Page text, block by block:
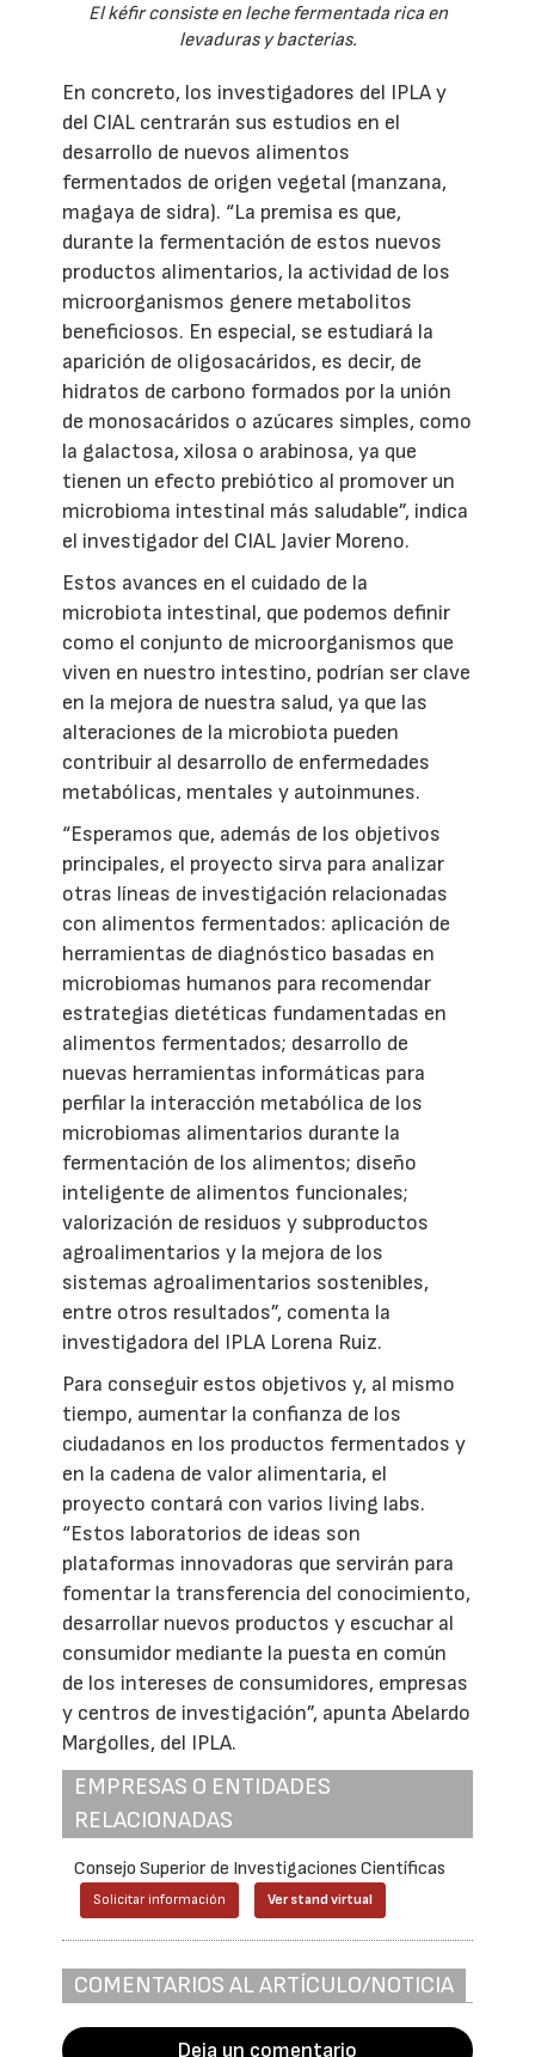
El kéfir consiste en leche fermentada rica en
levaduras y bacterias.
En concreto, los investigadores del IPLA y
del CIAL centrarán sus estudios en el
desarrollo de nuevos alimentos
fermentados de origen vegetal (manzana,
magaya de sidra). “La premisa es que,
durante la fermentación de estos nuevos
productos alimentarios, la actividad de los
microorganismos genere metabolitos
beneficiosos. En especial, se estudiará la
aparición de oligosacáridos, es decir, de
hidratos de carbono formados por la unión
de monosacáridos o azúcares simples, como
la galactosa, xilosa o arabinosa, ya que
tienen un efecto prebiótico al promover un
microbioma intestinal más saludable”, indica
el investigador del CIAL Javier Moreno.
Estos avances en el cuidado de la
microbiota intestinal, que podemos definir
como el conjunto de microorganismos que
viven en nuestro intestino, podrían ser clave
en la mejora de nuestra salud, ya que las
alteraciones de la microbiota pueden
contribuir al desarrollo de enfermedades
metabólicas, mentales y autoinmunes.
“Esperamos que, además de los objetivos
principales, el proyecto sirva para analizar
otras líneas de investigación relacionadas
con alimentos fermentados: aplicación de
herramientas de diagnóstico basadas en
microbiomas humanos para recomendar
estrategias dietéticas fundamentadas en
alimentos fermentados; desarrollo de
nuevas herramientas informáticas para
perfilar la interacción metabólica de los
microbiomas alimentarios durante la
fermentación de los alimentos; diseño
inteligente de alimentos funcionales;
valorización de residuos y subproductos
agroalimentarios y la mejora de los
sistemas agroalimentarios sostenibles,
entre otros resultados”, comenta la
investigadora del IPLA Lorena Ruiz.
Para conseguir estos objetivos y, al mismo
tiempo, aumentar la confianza de los
ciudadanos en los productos fermentados y
en la cadena de valor alimentaria, el
proyecto contará con varios living labs.
“Estos laboratorios de ideas son
plataformas innovadoras que servirán para
fomentar la transferencia del conocimiento,
desarrollar nuevos productos y escuchar al
consumidor mediante la puesta en común
de los intereses de consumidores, empresas
y centros de investigación”, apunta Abelardo
Margolles, del IPLA.
EMPRESAS O ENTIDADES
RELACIONADAS
Consejo Superior de Investigaciones Científicas
Solicitar información Ver stand virtual
COMENTARIOS AL ARTÍCULO/NOTICIA
Deja un comentario